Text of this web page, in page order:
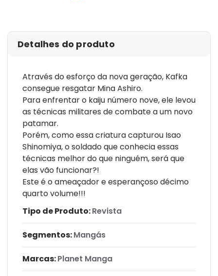
Detalhes do produto
Através do esforço da nova geração, Kafka
consegue resgatar Mina Ashiro.
Para enfrentar o kaiju número nove, ele levou
as técnicas militares de combate a um novo
patamar.
Porém, como essa criatura capturou Isao
Shinomiya, o soldado que conhecia essas
técnicas melhor do que ninguém, será que
elas vão funcionar?!
Este é o ameaçador e esperançoso décimo
quarto volume!!!
Tipo de Produto:Revista
Segmentos:Mangás
Marcas:Planet Manga